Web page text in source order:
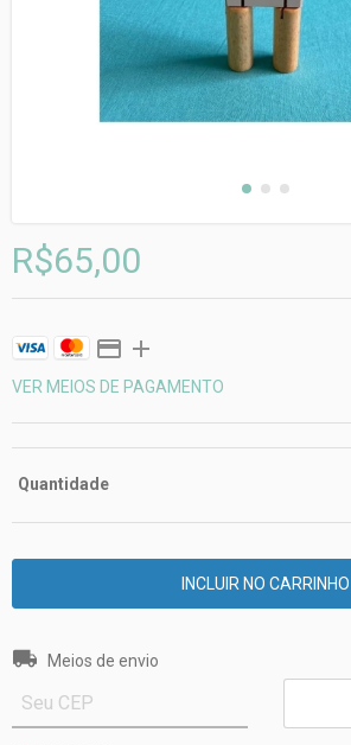
R$65,00
VER MEIOS DE PAGAMENTO
Quantidade
Entregas para o CEP:
Meios de envio